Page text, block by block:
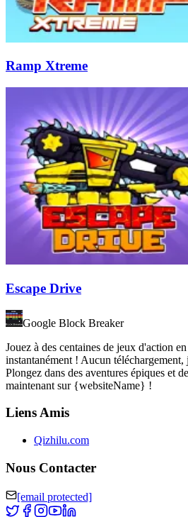
Ramp Xtreme
Escape Drive
Google Block Breaker
Jouez à des centaines de jeux d'action
instantanément ! Aucun
Plongez dans des aventures épiques et
maintenant sur {websiteName} !
Liens Amis
Qizhilu.com
Nous Contacter
[email protected]